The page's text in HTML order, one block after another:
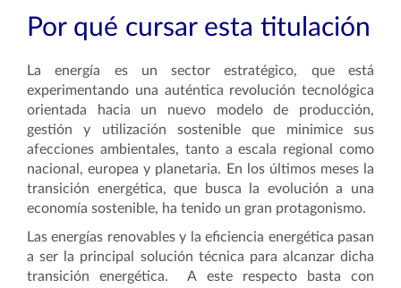
Por qué cursar esta titulación
La energía es un sector estratégico, que está
experimentando una auténtica revolución tecnológica
orientada hacia un nuevo modelo de producción,
gestión y utilización sostenible que minimice sus
afecciones ambientales, tanto a escala regional como
nacional, europea y planetaria. En los últimos meses la
transición energética, que busca la evolución a una
economía sostenible, ha tenido un gran protagonismo.
Las energías renovables y la eficiencia energética pasan
a ser la principal solución técnica para alcanzar dicha
transición energética. A este respecto basta con